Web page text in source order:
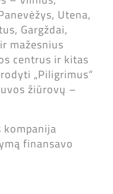
Utena,
Gargždai,
mažesnius
centrus ir kitas
„Piligrimus“
žiūrovų –
kompanija
finansavo